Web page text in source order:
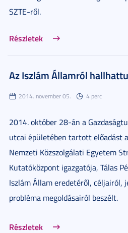
SZTE-ről.
Részletek
Az Iszlám Államról
2014. november 05. 4 perc
2014. október 28-án a
utcai épületében tartott előadást
Nemzeti Közszolgálati Egyetem
Kutatóközpont igazgatója, Tálas
Iszlám Állam eredetéről, céljairól,
probléma megoldásairól beszélt.
Részletek